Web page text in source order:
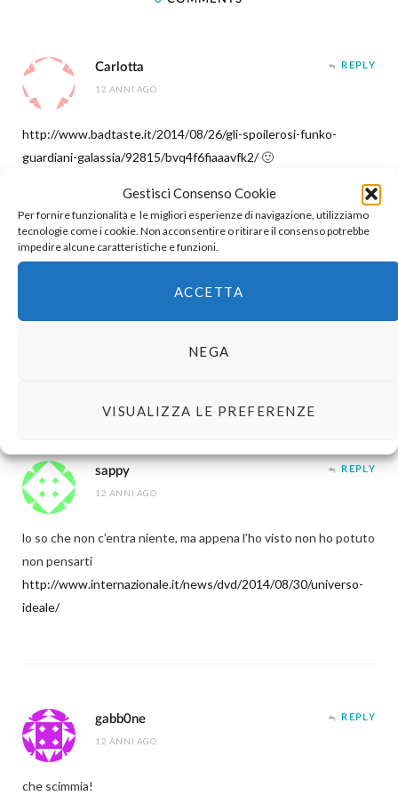
Gestisci Consenso Cookie
Per fornire funzionalità e le migliori esperienze di navigazione, utilizziamo
tecnologie come i cookie. Non acconsentire o ritirare il consenso potrebbe
impedire alcune caratteristiche e funzioni.
ACCETTA
NEGA
VISUALIZZA LE PREFERENZE
Carlotta
12 ANNI AGO
REPLY
http://www.badtaste.it/2014/08/26/gli-spoilerosi-funko-
guardiani-galassia/92815/bvq4f6fiaaavfk2/🙂
12 ANNI AGO
sappy
12 ANNI AGO
REPLY
lo so che non c’entra niente, ma appena l’ho visto non ho potuto
non pensarti
http://www.internazionale.it/news/dvd/2014/08/30/universo-
ideale/
gabb0ne
12 ANNI AGO
REPLY
che scimmia!